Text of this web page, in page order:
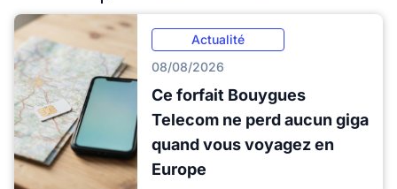
Actualité
08/08/2026
Ce forfait Bouygues
Telecom ne perd aucun giga
quand vous voyagez en
Europe